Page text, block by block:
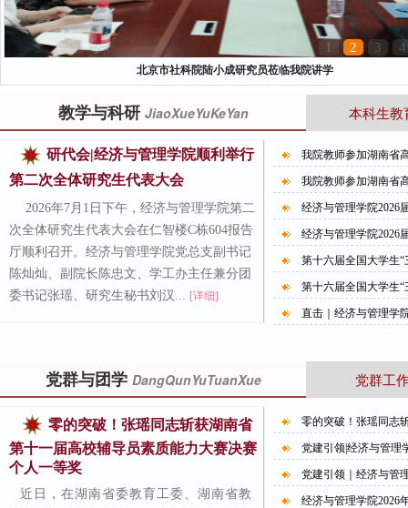
1 2 3 4
北京市社科院陆小成研究员莅临我院讲学
教学与科研 JiaoXueYuKeYan 本科生教
研代会|经济与管理学院顺利举行
第二次全体研究生代表大会
2026年7月1日下午，经济与管理学院第二
次全体研究生代表大会在仁智楼C栋604报告
厅顺利召开。经济与管理学院党总支副书记
陈灿灿、副院长陈忠文、学工办主任兼分团
委书记张瑶、研究生秘书刘汉... [详细]
我院教师参加湖南省
我院教师参加湖南省
经济与管理学院
经济与管理学院
第十六届全国大学生
第十六届全国大学生
直击｜经济与管理学
党群与团学 DangQunYuTuanXue 党群工
零的突破！张瑶同志斩获湖南省
第十一届高校辅导员素质能力大赛决赛
个人一等奖
近日，在湖南省委教育工委、湖南省教
零的突破！张瑶同志
党建引领|经济与管理
党建引领｜经济与管
经济与管理学院2026